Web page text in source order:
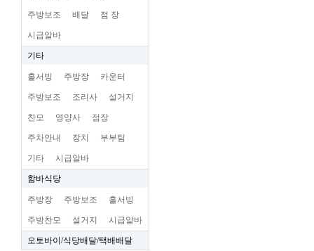
주방보조 배달 점 장
시급알바
기타
홀서빙 주방장 카운터
주방보조 조리사 설거지
찬모 영양사 점장
주차안내 장치 부부팀
기타 시급알바
함바식당
주방장 주방보조 홀서빙
주방찬모 설거지 시급알바
오토바이/식당배달/택배배달